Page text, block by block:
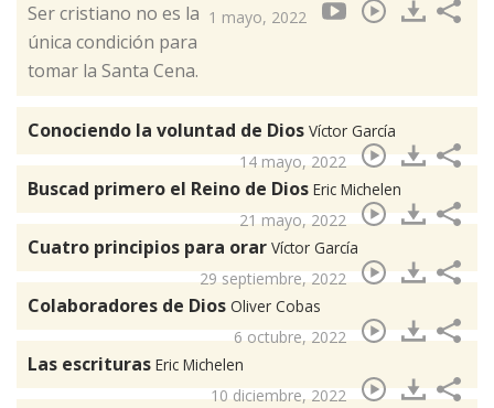
1 mayo, 2022
Ser cristiano no es la
única condición para
tomar la Santa Cena.
Conociendo la voluntad de Dios Víctor García
14 mayo, 2022
Buscad primero el Reino de Dios Eric Michelen
21 mayo, 2022
Cuatro principios para orar Víctor García
29 septiembre, 2022
Colaboradores de Dios Oliver Cobas
6 octubre, 2022
Las escrituras Eric Michelen
10 diciembre, 2022